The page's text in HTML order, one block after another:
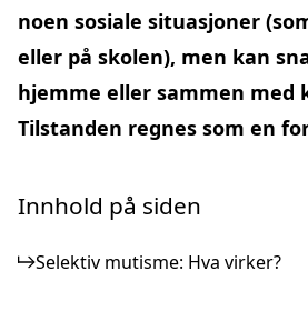
noen sosiale situasjoner
eller på skolen), men kan
hjemme eller sammen med
Tilstanden regnes som en
Innhold på siden
Selektiv mutisme: Hva virker?